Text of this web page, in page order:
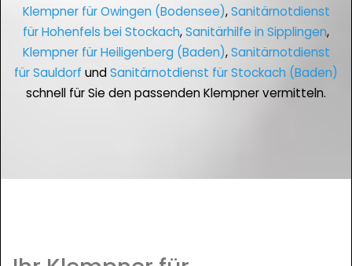
Klempner für Owingen (Bodensee),Sanitärnotdienst
für Hohenfels bei Stockach,Sanitärhilfe in Sipplingen,
Klempner für Heiligenberg (Baden),Sanitärnotdienst
für Sauldorf undSanitärnotdienst für Stockach (Baden)
schnell für Sie den passenden Klempner vermitteln.